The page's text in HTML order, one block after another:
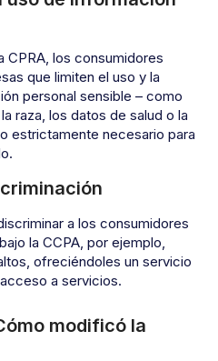
CPRA, los consumidores
que limiten el uso y la
personal sensible – como
raza, los datos de salud o la
estrictamente necesario para
a los consumidores
la CCPA, por ejemplo,
ofreciéndoles un servicio
a servicios.
modificó la